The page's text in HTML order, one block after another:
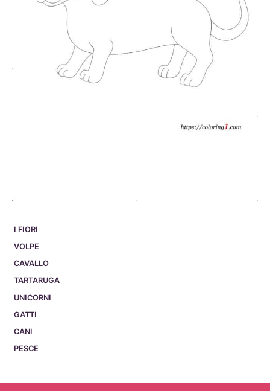
I FIORI
VOLPE
CAVALLO
TARTARUGA
UNICORNI
GATTI
CANI
PESCE